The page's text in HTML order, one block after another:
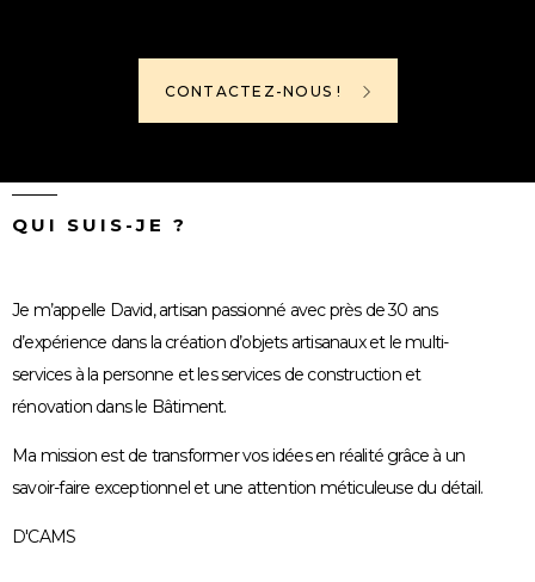
CONTACTEZ-NOUS !
QUI SUIS-JE ?
Je m’appelle David, artisan passionné avec près de 30 ans
d’expérience dans la création d’objets artisanaux et le multi-
services à la personne et les services de construction et
rénovation dans le Bâtiment.
Ma mission est de transformer vos idées en réalité grâce à un
savoir-faire exceptionnel et une attention méticuleuse du détail.
D'CAMS